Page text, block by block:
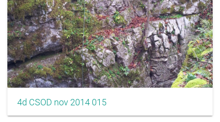
4d CSOD nov 2014 015